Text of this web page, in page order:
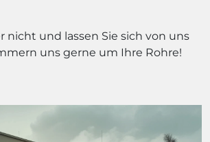
nicht und lassen Sie sich von uns
uns gerne um Ihre Rohre!